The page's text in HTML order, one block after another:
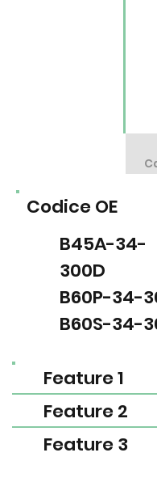
Feature 1
Feature 2
Feature 3
Codice OE
B45A-34-
300D
B60P-34-
B60S-34-